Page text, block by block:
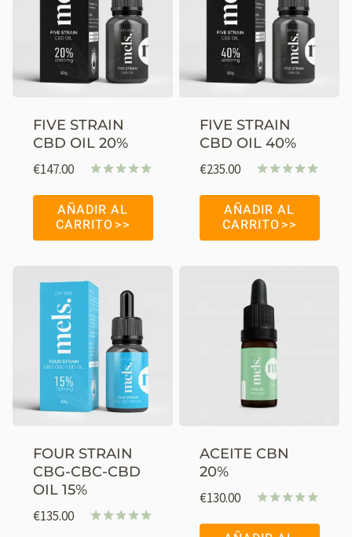
FIVE STRAIN
CBD OIL 20%
4.96
de 5
€147.00
AÑADIR AL
CARRITO
FIVE STRAIN
CBD OIL 40%
4.92
de 5
€235.00
AÑADIR AL
CARRITO
FOUR STRAIN
CBG-CBC-CBD
OIL 15%
€135.00
ACEITE CBN
20%
€130.00